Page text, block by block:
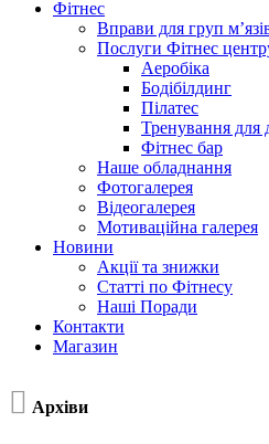
Фітнес
Вправи для груп
Послуги Фітнес
Аеробіка
Бодібілдинг
Пілатес
Тренування для
Фітнес бар
Наше обладнання
Фотогалерея
Відеогалерея
Мотиваційна галерея
Новини
Акції та знижки
Статті по Фітнесу
Наші Поради
Контакти
Магазин
 Архіви